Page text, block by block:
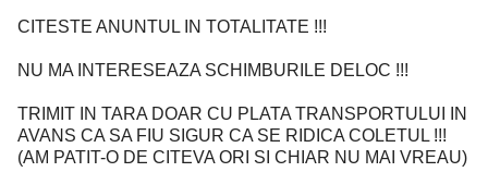
CITESTE ANUNTUL IN TOTALITATE !!!
NU MA INTERESEAZA SCHIMBURILE DELOC !!!
TRIMIT IN TARA DOAR CU PLATA TRANSPORTULUI IN
AVANS CA SA FIU SIGUR CA SE RIDICA COLETUL !!!
(AM PATIT-O DE CITEVA ORI SI CHIAR NU MAI VREAU)